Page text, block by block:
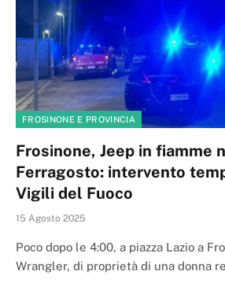
FROSINONE E PROVINCIA
Frosinone, Jeep in fiamme
Ferragosto: intervento
Vigili del Fuoco
15 Agosto 2025
Poco dopo le 4:00, a piazza Lazio a
Wrangler, di proprietà di una donna